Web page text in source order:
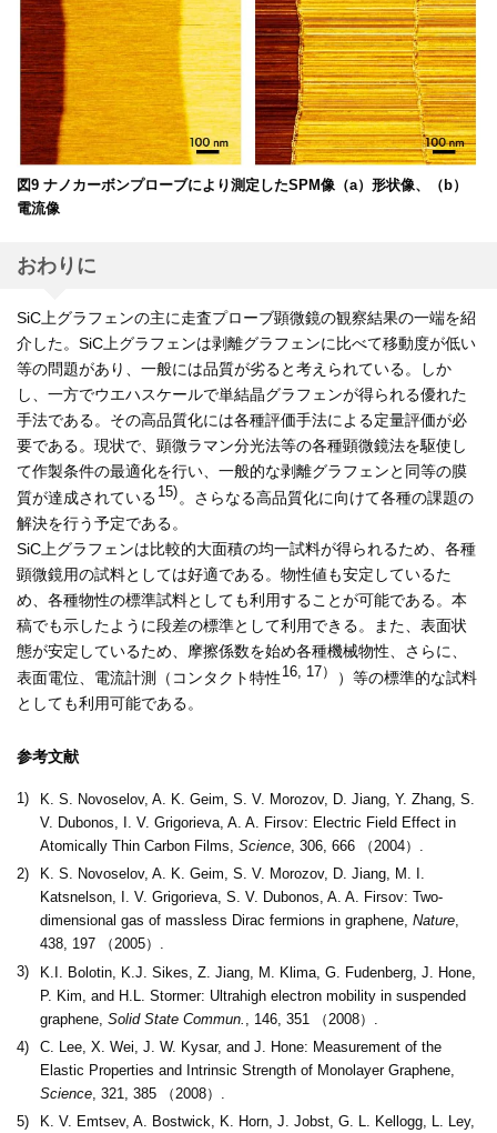
図9 ナノカーボンプローブにより測定したSPM像（a）形状像、（b）
電流像
おわりに
SiC上グラフェンの主に走査プローブ顕微鏡の観察結果の一端を紹
介した。SiC上グラフェンは剥離グラフェンに比べて移動度が低い
等の問題があり、一般には品質が劣ると考えられている。しか
し、一方でウエハスケールで単結晶グラフェンが得られる優れた
手法である。その高品質化には各種評価手法による定量評価が必
要である。現状で、顕微ラマン分光法等の各種顕微鏡法を駆使し
て作製条件の最適化を行い、一般的な剥離グラフェンと同等の膜
質が達成されている 15)。さらなる高品質化に向けて各種の課題の
解決を行う予定である。
SiC上グラフェンは比較的大面積の均一試料が得られるため、各種
顕微鏡用の試料としては好適である。物性値も安定しているた
め、各種物性の標準試料としても利用することが可能である。本
稿でも示したように段差の標準として利用できる。また、表面状
態が安定しているため、摩擦係数を始め各種機械物性、さらに、
表面電位、電流計測（コンタクト特性 16, 17）
）等の標準的な試料
としても利用可能である。
参考文献
1)
K. S. Novoselov, A. K. Geim, S. V. Morozov, D. Jiang, Y. Zhang, S.
V. Dubonos, I. V. Grigorieva, A. A. Firsov: Electric Field Effect in
Atomically Thin Carbon Films,Science , 306, 666 （2004）.
2)
K. S. Novoselov, A. K. Geim, S. V. Morozov, D. Jiang, M. I.
Katsnelson, I. V. Grigorieva, S. V. Dubonos, A. A. Firsov: Two-
dimensional gas of massless Dirac fermions in graphene,Nature,
438, 197 （2005）.
3)
K.I. Bolotin, K.J. Sikes, Z. Jiang, M. Klima, G. Fudenberg, J. Hone,
P. Kim, and H.L. Stormer: Ultrahigh electron mobility in suspended
graphene,Solid State Commun.
, 146, 351 （2008）.
4)
C. Lee, X. Wei, J. W. Kysar, and J. Hone: Measurement of the
Elastic Properties and Intrinsic Strength of Monolayer Graphene,
Science, 321, 385 （2008）.
5)
K. V. Emtsev, A. Bostwick, K. Horn, J. Jobst, G. L. Kellogg, L. Ley,